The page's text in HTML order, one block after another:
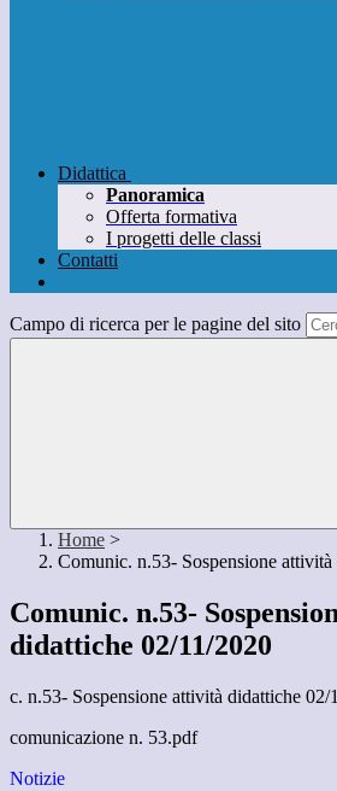
Didattica
Panoramica
Offerta formativa
I progetti delle classi
Contatti
Campo di ricerca per le pagine del sito
Home >
Comunic. n.53- Sospensione
Comunic. n.53-
didattiche 02/11/2020
c. n.53- Sospensione attività didattiche 02/
comunicazione n. 53.pdf
Notizie